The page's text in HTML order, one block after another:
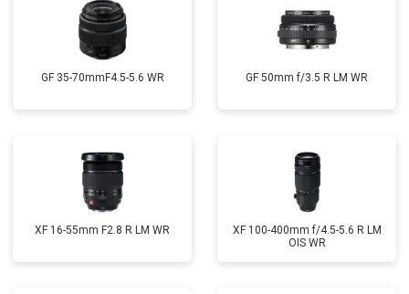
GF 35-70mmF4.5-5.6 WR GF 50mm f/3.5 R LM WR
XF 16-55mm F2.8 R LM WR
XF 100-400mm f/4.5-5.6 R LM
OIS WR